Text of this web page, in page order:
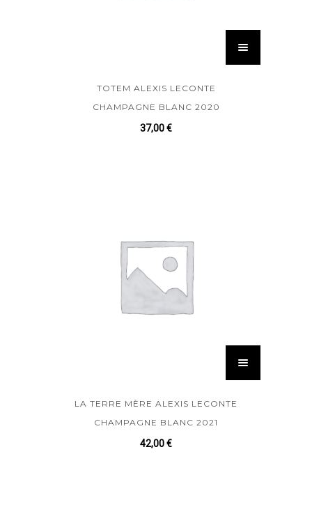
TOTEM ALEXIS LECONTE
CHAMPAGNE BLANC 2020
37,00€
LA TERRE MÈRE ALEXIS LECONTE
CHAMPAGNE BLANC 2021
42,00€